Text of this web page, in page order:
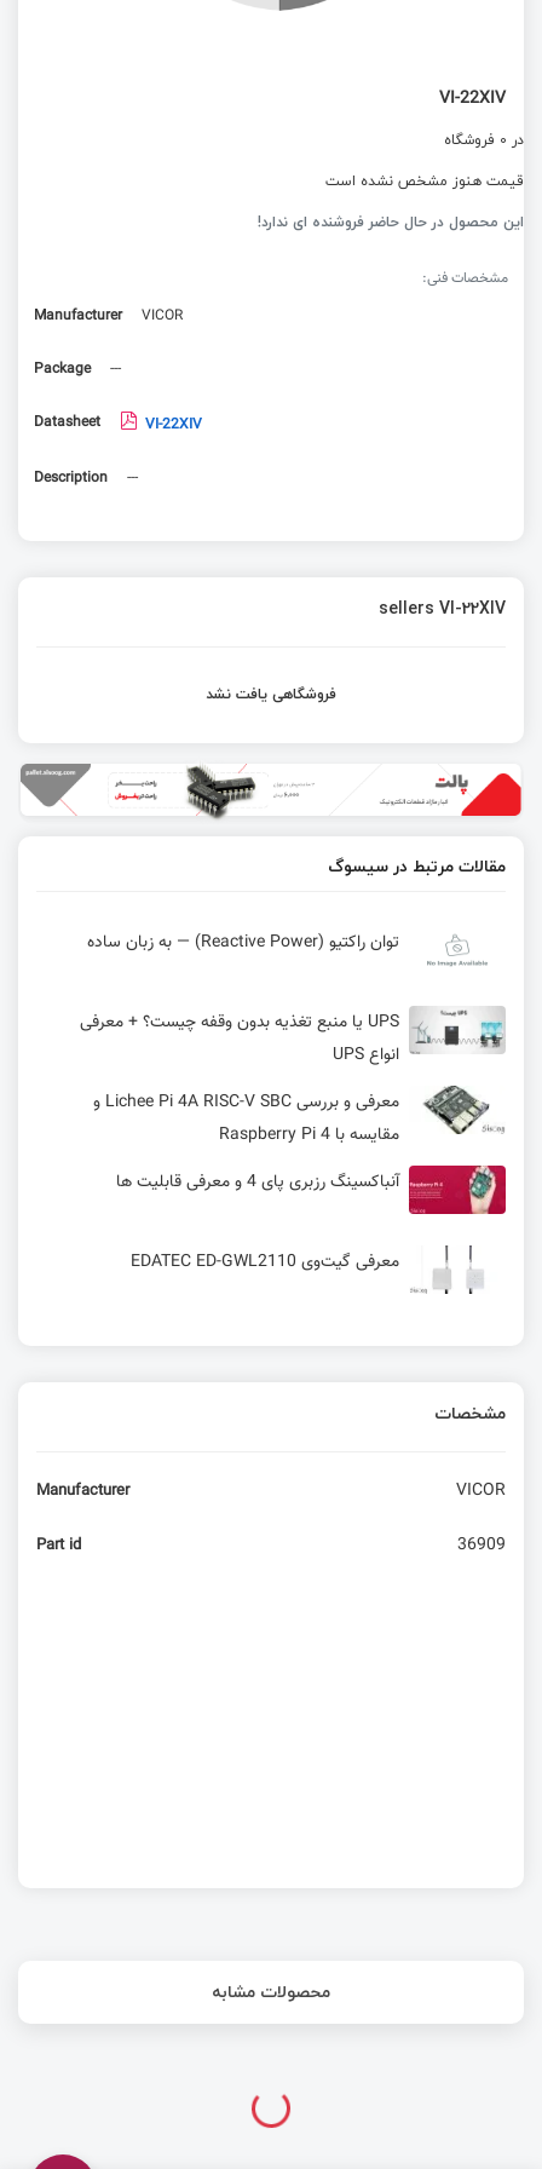
VI-22XIV
در 0 فروشگاه
قیمت هنوز مشخص نشده است
این محصول در حال حاضر فروشنده ای ندارد!
مشخصات فنی:
Manufacturer
VICOR
Package ---
Datasheet VI-22XIV
Description ---
sellers VI-22XIV
فروشگاهی یافت نشد
مقالات مرتبط در سیسوگ
توان راکتیو (Reactive Power) — به زبان ساده
UPS یا منبع تغذیه بدون وقفه چیست؟ + معرفی
انواع UPS
معرفی و بررسی Lichee Pi 4A RISC-V SBC و
مقایسه با Raspberry Pi 4
آنباکسینگ رزبری پای 4 و معرفی قابلیت ها
معرفی گیت‌وی EDATEC ED-GWL2110
معرفی و عرضه نسخه جدید LicheePi با قابلیت های
مشخصات
Manufacturer VICOR
Part id 36909
محصولات مشابه